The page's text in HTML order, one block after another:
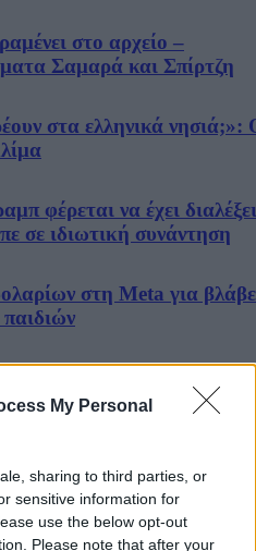
My Personal
sharing to third parties, or
sensitive information for
use the below opt-out
Please note that after your
στο αρχείο –
Σαμαρά και Σπίρτζη
στα ελληνικά νησιά;»:
φέρεται να έχει διαλέξει
σε ιδιωτική συνάντηση
στη Meta για
του ελληνικού App
πρόγραμμα της ΕΛΑΣ